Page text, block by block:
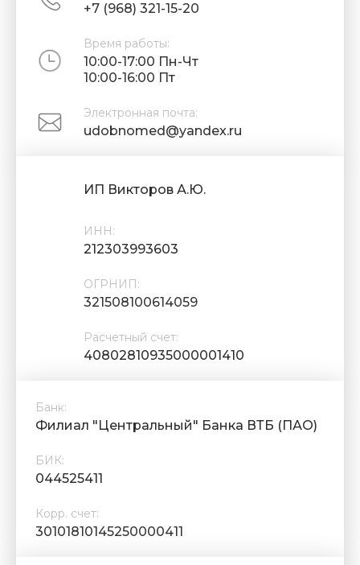
+7 (968) 321-15-20
Время работы:
10:00-17:00 Пн-Чт
10:00-16:00 Пт
Электронная почта:
udobnomed@yandex.ru
ИП Викторов А.Ю.
ИНН:
212303993603
ОГРНИП:
321508100614059
Расчетный счет:
40802810935000001410
Банк:
Филиал "Центральный" Банка ВТБ (ПАО)
БИК:
044525411
Корр. счет:
30101810145250000411